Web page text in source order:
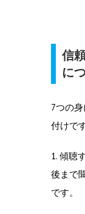
信
に
7つの
付けです
1. 傾聴
後まで
です。